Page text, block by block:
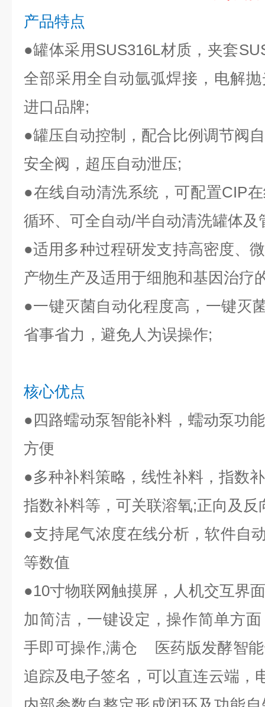
产品特点
●罐体采用SUS316L材质，夹套
全部采用全自动氩弧焊接，电解
进口品牌;
●罐压自动控制，配合比例调节阀
安全阀，超压自动泄压;
●在线自动清洗系统，可配置CIP
循环、可全自动/半自动清洗罐体及
●适用多种过程研发支持高密度、
产物生产及适用于细胞和基因治疗
●一键灭菌自动化程度高，一键灭
省事省力，避免人为误操作;
核心优点
●四路蠕动泵智能补料，蠕动泵功
方便
●多种补料策略，线性补料，指数
指数补料等，可关联溶氧;正向及反
●支持尾气浓度在线分析，软件自
等数值
●10寸物联网触摸屏，人机交互界
加简洁，一键设定，操作简单方
手即可操作,满仓
医药版发酵智
追踪及电子签名，可以直连云端，